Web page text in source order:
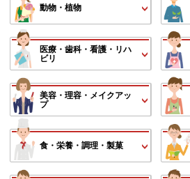
動物・植物
医療・歯科・看護・リハ
ビリ
美容・理容・メイクアッ
プ
食・栄養・調理・製菓